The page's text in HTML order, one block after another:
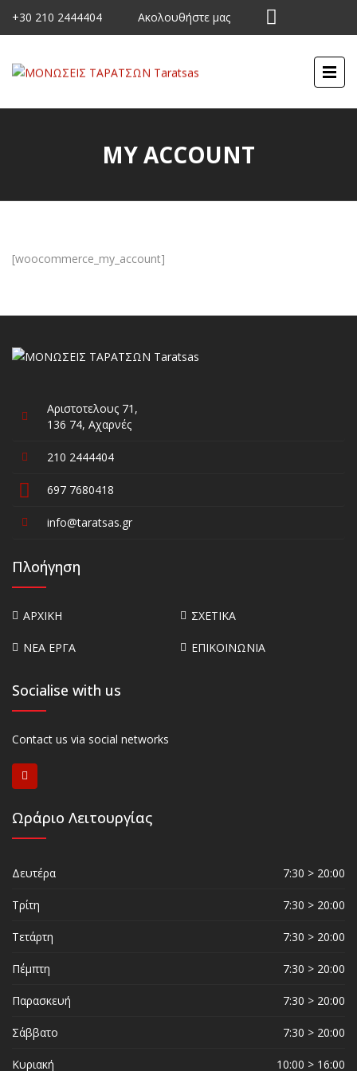
+30 210 2444404 Ακολουθήστε μας
MY ACCOUNT
[woocommerce_my_account]
Αριστοτελους 71,
136 74, Αχαρνές
210 2444404
697 7680418
info@taratsas.gr
Πλοήγηση
ΑΡΧΙΚΗ ΣΧΕΤΙΚΑ
ΝΕΑ ΕΡΓΑ ΕΠΙΚΟΙΝΩΝΙΑ
Socialise with us
Contact us via social networks
Ωράριο Λειτουργίας
Δευτέρα 7:30 > 20:00
Τρίτη 7:30 > 20:00
Τετάρτη 7:30 > 20:00
Πέμπτη 7:30 > 20:00
Παρασκευή 7:30 > 20:00
Σάββατο 7:30 > 20:00
Κυριακή 10:00 > 16:00